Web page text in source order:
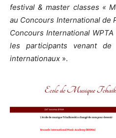
festival & master classes «
au Concours International de
Concours International
les participants venant
internationaux ».